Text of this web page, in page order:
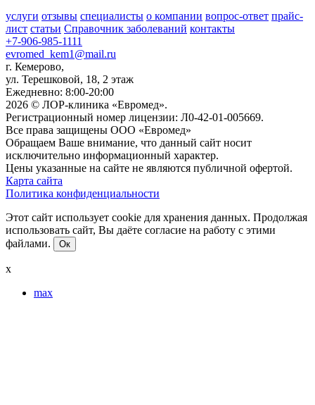
услуги отзывы специалисты о компании вопрос-ответ прайс-
лист статьи Справочник заболеваний контакты
+7-906-985-1111
evromed_kem1@mail.ru
г. Кемерово,
ул. Терешковой, 18, 2 этаж
Ежедневно: 8:00-20:00
2026 © ЛОР-клиника «Евромед».
Регистрационный номер лицензии: Л0-42-01-005669.
Все права защищены ООО «Евромед»
Обращаем Ваше внимание, что данный сайт носит
исключительно информационный характер.
Цены указанные на сайте не являются публичной офертой.
Карта сайта
Политика конфиденциальности
Этот сайт использует cookie для хранения данных. Продолжая
использовать сайт, Вы даёте согласие на работу с этими
файлами.
Ок
x
max